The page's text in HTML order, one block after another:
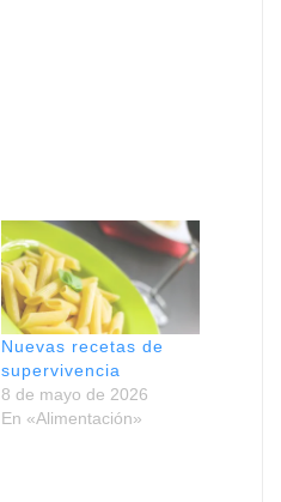
Nuevas recetas de
supervivencia
8 de mayo de 2026
En «Alimentación»